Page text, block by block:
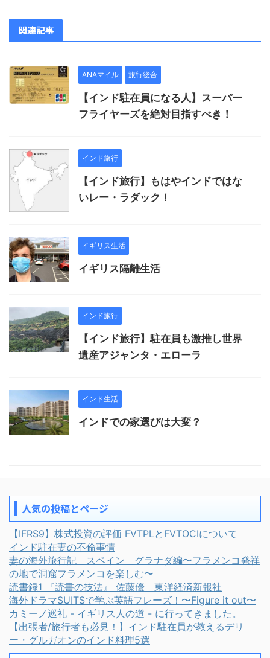
関連記事
ANAマイル 旅行総合
【インド駐在員になる人】スーパー
フライヤーズを絶対目指すべき！
インド旅行
【インド旅行】もはやインドではな
いレー・ラダック！
イギリス生活
イギリス隔離生活
インド旅行
【インド旅行】駐在員も激推し世界
遺産アジャンタ・エローラ
インド生活
インドでの家選びは大変？
人気の投稿とページ
【IFRS9】株式投資の評価 FVTPLとFVTOCIについて
インド駐在妻の不倫事情
妻の海外旅行記 スペイン グラナダ編〜フラメンコ発祥
の地で洞窟フラメンコを楽しむ〜
読書録1 『読書の技法』 佐藤優 東洋経済新報社
海外ドラマSUITSで学ぶ英語フレーズ！〜Figure it out〜
カミーノ巡礼 - イギリス人の道 - に行ってきました。
【出張者/旅行者も必見！】インド駐在員が教えるデリ
ー・グルガオンのインド料理5選